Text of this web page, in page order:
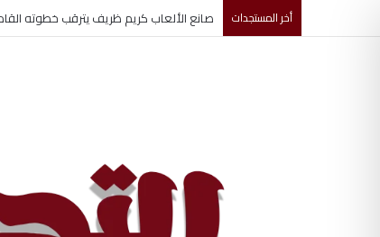
أخر المستجدات تعليم أسوان يجري مقابلات لـ145 متقدماً لوظائف المدارس